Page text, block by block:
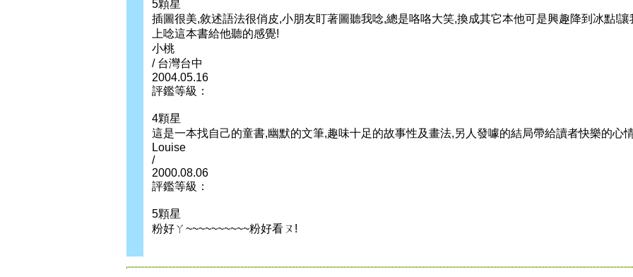
5顆星
插圖很美,敘述語法很俏皮,小朋友盯著圖聽我唸,總是咯咯大笑,換成其它本他可是興趣降到冰點!讓
上唸這本書給他聽的感覺!
小桃
/ 台灣台中
2004.05.16
評鑑等級：
4顆星
這是一本找自己的童書,幽默的文筆,趣味十足的故事性及畫法,另人發噱的結局帶給讀者快樂的心
Louise
/
2000.08.06
評鑑等級：
5顆星
粉好ㄚ~~~~~~~~~~粉好看ㄡ!